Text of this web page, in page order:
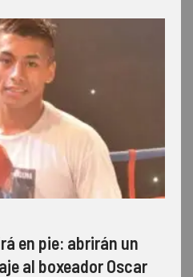
en pie: abrirán un
al boxeador Oscar